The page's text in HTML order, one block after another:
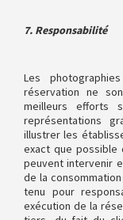
7. Responsabilité
Les
réservation ne
meilleurs efforts
représentations
illustrer les
exact que possible
peuvent intervenir
de la
tenu pour
exécution de la